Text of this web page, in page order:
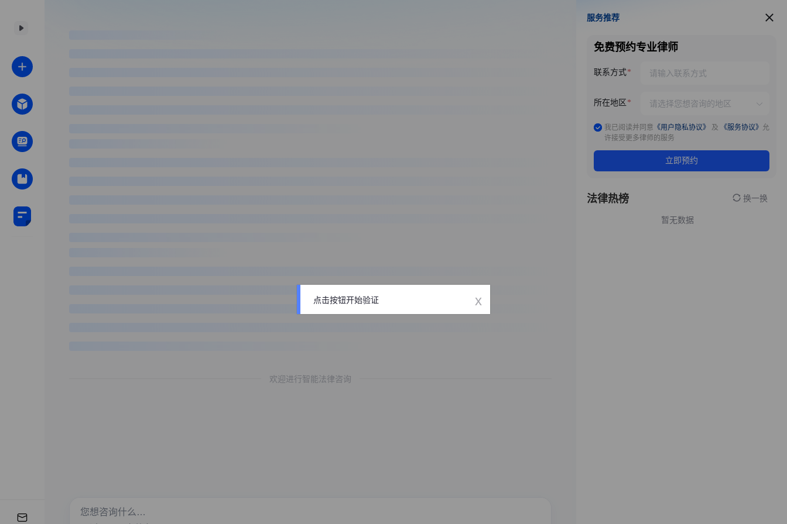
欢迎进行智能法律咨询
服务推荐
服务推荐
免费预约专业律师
联系方式
所在地区
我已阅读并同意 《用户隐私协议》 及 《服务协议》 允
许接受更多律师的服务
立即预约
法律热榜 换一换
暂无数据
点击按钮开始验证 x